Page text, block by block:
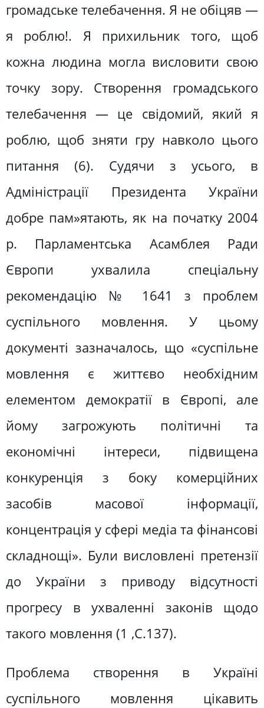
громадське телебачення. Я не обіцяв —
я роблю!. Я прихильник того, щоб
кожна людина могла висловити свою
точку зору. Створення громадського
телебачення — це свідомий, який я
роблю, щоб зняти гру навколо цього
питання (6). Судячи з усього, в
Адміністрації Президента України
добре пам»ятають, як на початку 2004
р. Парламентська Асамблея Ради
Європи ухвалила спеціальну
рекомендацію № 1641 з проблем
суспільного мовлення. У цьому
документі зазначалось, що «суспільне
мовлення є життєво необхідним
елементом демократії в Європі, але
йому загрожують політичні та
економічні інтереси, підвищена
конкуренція з боку комерційних
засобів масової інформації,
концентрація у сфері медіа та фінансові
складнощі». Були висловлені претензії
до України з приводу відсутності
прогресу в ухваленні законів щодо
такого мовлення (1 ,С.137).
Проблема створення в Україні
суспільного мовлення цікавить